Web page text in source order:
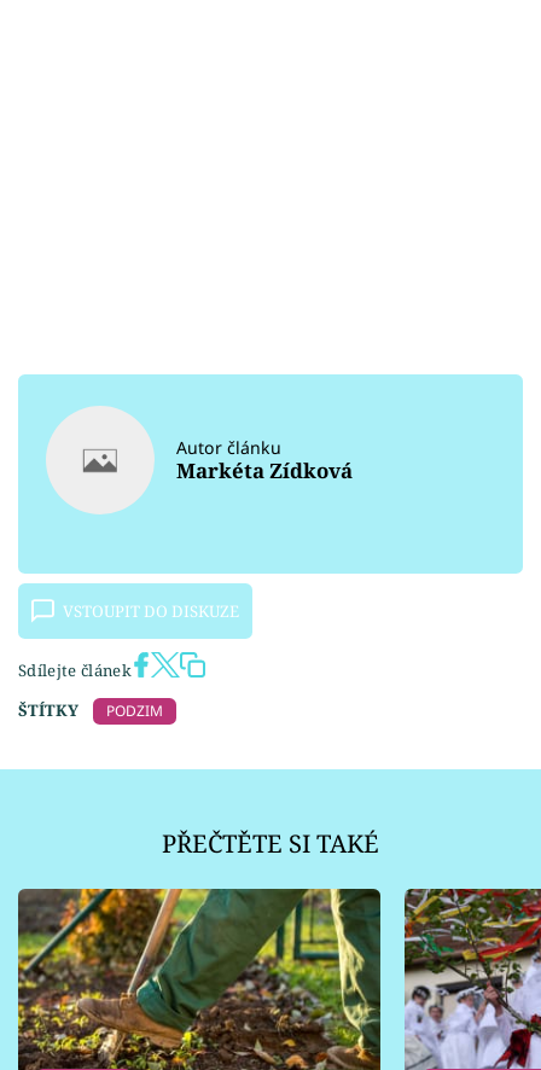
Autor článku
Markéta Zídková
VSTOUPIT DO DISKUZE
Sdílejte článek
ŠTÍTKY
PODZIM
PŘEČTĚTE SI TAKÉ